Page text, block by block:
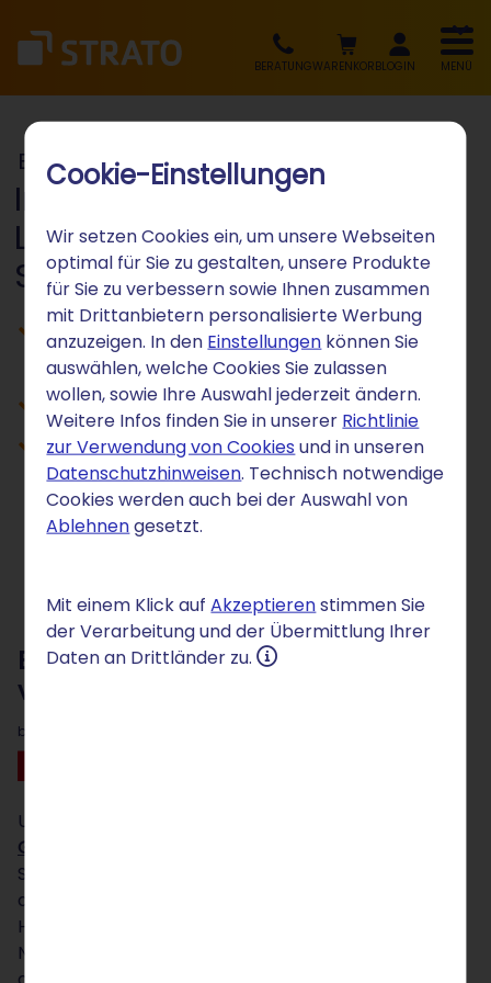
Cookie-Einstellungen
Wir setzen Cookies ein, um unsere Webseiten
optimal für Sie zu gestalten, unsere Produkte
für Sie zu verbessern sowie Ihnen zusammen
mit Drittanbietern personalisierte Werbung
anzuzeigen. In denEinstellungenkönnen Sie
auswählen, welche Cookies Sie zulassen
wollen, sowie Ihre Auswahl jederzeit ändern.
Weitere Infos finden Sie in unsererRichtlinie
zur Verwendung von Cookiesund in unseren
Datenschutzhinweisen. Technisch notwendige
Cookies werden auch bei der Auswahl von
Ablehnengesetzt.
Mit einem Klick aufAkzeptierenstimmen Sie
der Verarbeitung und der Übermittlung Ihrer
Daten an Drittländer zu.
BERATUNGWARENKORBLOGIN MENÜ
Business Solutions
Individuelle Hosting-
Lösungen und Managed
Services für Unternehmen
Skalierbar und passgenau für Ihre
Projekte
Management-Level nach Bedarf
Serverstandort ausschließlich in
Deutschland
Business Solutions -
von Profis für Profis
by
Unsere Business Solutions werden von der
GmbH
STRATO, bereitgestellt und betreut. Dort treffen Sie
auf Experten für hochverfügbare Cloud- und
Hosting-Lösungen, die sich auch in
Netzwerktechnologie und IT-Security bestens